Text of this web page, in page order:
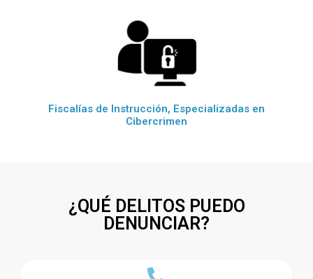
Fiscalías de Instrucción, Especializadas en
Cibercrimen
¿QUÉ DELITOS PUEDO
DENUNCIAR?